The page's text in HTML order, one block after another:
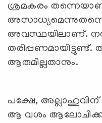
ശ്രമകരം
അവസ്ഥയിലാണ്.
തരിപ്പണമായിട്ടുണ്ട്.
ആരുമില്ലതാനും.
പക്ഷേ, അല്ലാഹുവിന്
ആ വശം